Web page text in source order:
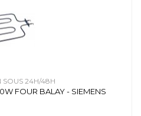
SOUS 24H/48H
FOUR BALAY - SIEMENS